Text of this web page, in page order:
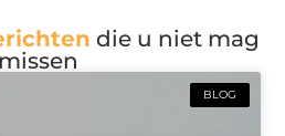
die u niet mag
missen
BLOG